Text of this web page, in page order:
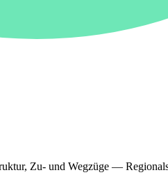
Zu- und Wegzüge —